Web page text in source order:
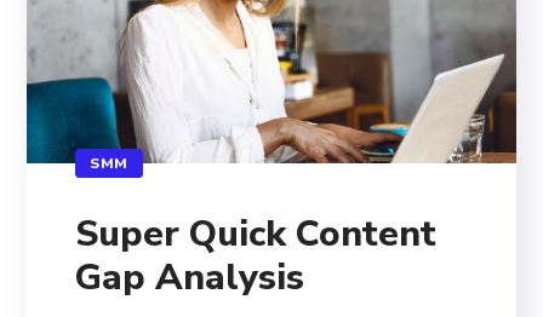
SMM
Super Quick Content
Gap Analysis